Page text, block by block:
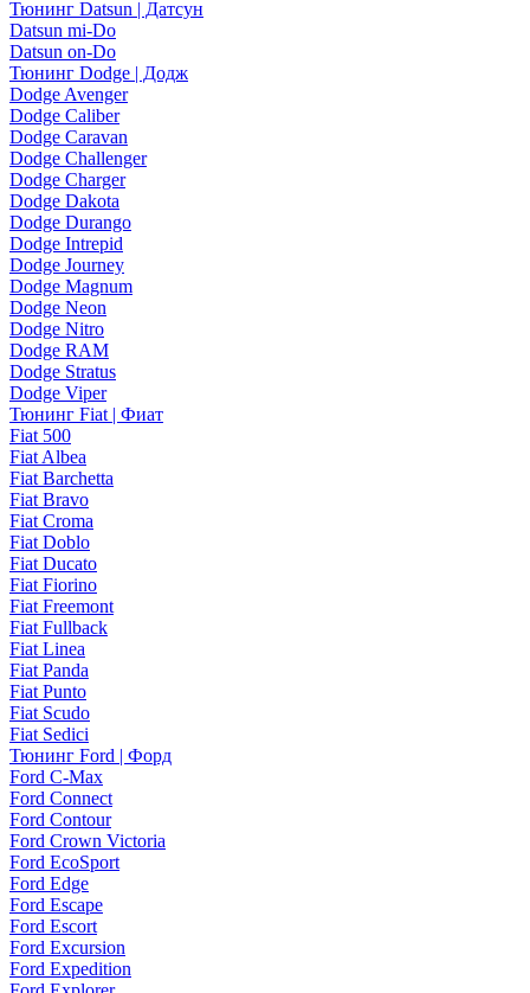
Тюнинг Datsun | Датсун
Datsun mi-Do
Datsun on-Do
Тюнинг Dodge | Додж
Dodge Avenger
Dodge Caliber
Dodge Caravan
Dodge Challenger
Dodge Charger
Dodge Dakota
Dodge Durango
Dodge Intrepid
Dodge Journey
Dodge Magnum
Dodge Neon
Dodge Nitro
Dodge RAM
Dodge Stratus
Dodge Viper
Тюнинг Fiat | Фиат
Fiat 500
Fiat Albea
Fiat Barchetta
Fiat Bravo
Fiat Croma
Fiat Doblo
Fiat Ducato
Fiat Fiorino
Fiat Freemont
Fiat Fullback
Fiat Linea
Fiat Panda
Fiat Punto
Fiat Scudo
Fiat Sedici
Тюнинг Ford | Форд
Ford C-Max
Ford Connect
Ford Contour
Ford Crown Victoria
Ford EcoSport
Ford Edge
Ford Escape
Ford Escort
Ford Excursion
Ford Expedition